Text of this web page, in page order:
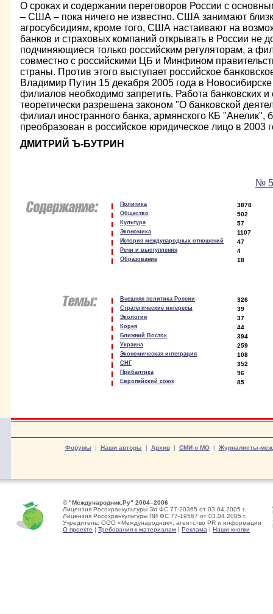
О сроках и содержании переговоров России с
– США – пока ничего не известно. США занимают
агросубсидиям, кроме того, США настаивают на
банков и страховых компаний открывать в России не
подчиняющиеся только российским регуляторам, а
совместно с российскими ЦБ и Минфином
страны. Против этого выступает российское
Владимир Путин 15 декабря 2005 года в Новосибирске
филиалов необходимо запретить. Работа банковских
теоретически разрешена законом "О банковской
филиал иностранного банка, армянского КБ
преобразован в российское юридическое лицо в 2003
ДМИТРИЙ Ъ-БУТРИН
№
Политика 3878
Общество 502
Культура 57
Экономика 1107
История международных отношений 47
Речи и выступления 4
Образование 18
Внешняя политика России 326
Стратегические интересы 39
Экология 37
Корея 44
Ближний Восток 394
Украина 259
Экономическая интеграция 108
СНГ 352
Прибалтика 96
Европейский союз 85
Форумы | Наши авторы | Архив| СМИ о МО| Журналисты-
© "Международник.Ру" 2004–2006
Лицензия Росохранкультуры Эл ФС 77-20365 от 03.04.2005 г.
Лицензия Росохранкультуры ПИ ФС 77-19567 от 03.04.2005 г.
Учредитель: ООО «Международник», агентство PR и информации
О проекте | Требования к материалам | Реклама | Наши кнопки